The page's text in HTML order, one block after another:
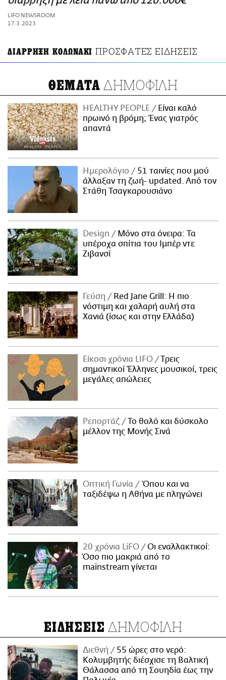
ΑΜΠΑ
PRINT
LIFO NEWSROOM
17.3.2023
ΔΙΑΡΡΗΞΗ ΚΟΛΩΝΑΚΙ ΠΡΟΣΦΑΤΕΣ ΕΙΔΗΣΕΙΣ
ΘΕΜΑΤΑ ΔΗΜΟΦΙΛΗ
HEALTHY PEOPLE
Είναι καλό
πρωινό η βρόμη; Ένας γιατρός
απαντά
Ημερολόγιο
51 ταινίες που μού
άλλαξαν τη ζωή- updated. Aπό τον
Στάθη Τσαγκαρουσιάνο
Design
Μόνο στα όνειρα: Τα
υπέροχα σπίτια του Ιμπέρ ντε
Ζιβανσί
Γεύση
Red Jane Grill: Η πιο
νόστιμη και χαλαρή αυλή στα
Χανιά (ίσως και στην Ελλάδα)
Είκοσι χρόνια LIFO
Tρεις
σημαντικοί Έλληνες μουσικοί, τρεις
μεγάλες απώλειες
Ρεπορτάζ
Το θολό και δύσκολο
μέλλον της Μονής Σινά
Οπτική Γωνία
Όπου και να
ταξιδέψω η Αθήνα με πληγώνει
20 χρόνια LiFO
Οι εναλλακτικοί:
Όσο πιο μακριά από το
mainstream γίνεται
ΕΙΔΗΣΕΙΣ ΔΗΜΟΦΙΛΗ
Διεθνή
55 ώρες στο νερό:
Κολυμβητής διέσχισε τη Βαλτική
Θάλασσα από τη Σουηδία έως την